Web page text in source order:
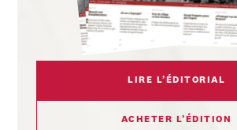
LIRE L’ÉDITORIAL
ACHETER L’ÉDITION